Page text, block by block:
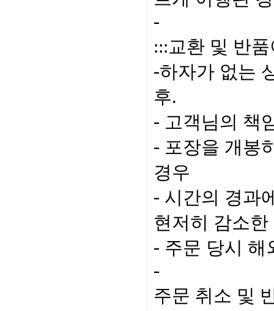
-
:::교환 및 반
-하자가 없는
후.
- 고객님의 책
- 포장을 개봉
경우
- 시간의 경과
현저히 감소한
- 주문 당시 해
-
주문 취소 및